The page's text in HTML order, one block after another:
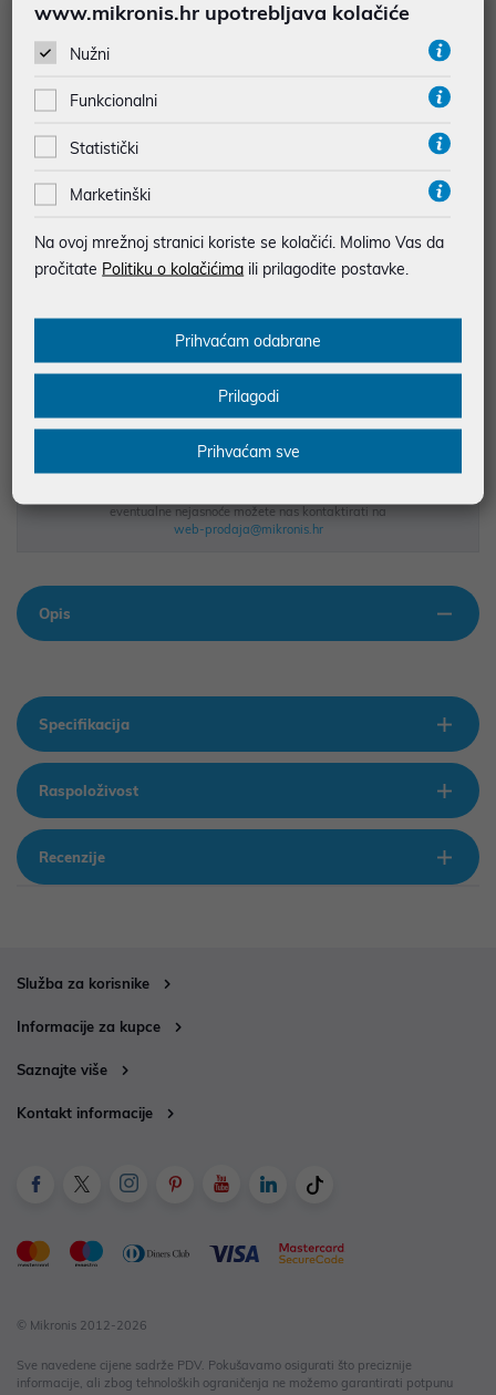
Dodajte u košaricu
najam za pravne osobe od 12 do 36 mj. već od
Vidi detalje
JAMSTVO 0 MJ.
BESPLATNA DOSTAVA ZA NARUDŽBE IZNAD 66,36€
MOGUĆNOST PLAĆANJA NA RATE
Podaci uz artikle su prezentirani u dobroj namjeri. Mikronis d.o.o. ne
odgovara za eventualne pogreške nastale u opisu proizvoda, greške
prilikom štampanja te promjene u dostupnosti i cijene. Slike artikala su
eventualne nejasnoće možete nas kontaktirati na
web-prodaja@mikronis.hr
Opis
Specifikacija
Raspoloživost
Recenzije
Služba za korisnike
Informacije za kupce
Saznajte više
Kontakt informacije
© Mikronis 2012-2026
Sve navedene cijene sadrže PDV. Pokušavamo osigurati što preciznije
informacije, ali zbog tehnoloških ograničenja ne možemo garantirati potpunu
www.mikronis.hr upotrebljava kolačiće
Nužni
Funkcionalni
Statistički
Marketinški
Na ovoj mrežnoj stranici koriste se kolačići. Molimo Vas da
pročitate Politiku o kolačićima ili prilagodite postavke.
Prihvaćam odabrane
Prilagodi
Prihvaćam sve